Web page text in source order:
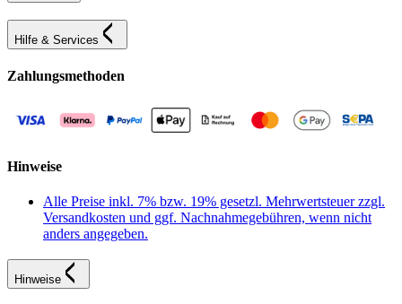
Hilfe & Services
Zahlungsmethoden
Hinweise
Alle Preise inkl. 7% bzw. 19% gesetzl. Mehrwertsteuer zzgl.
Versandkosten und ggf. Nachnahmegebühren, wenn nicht
anders angegeben.
Hinweise